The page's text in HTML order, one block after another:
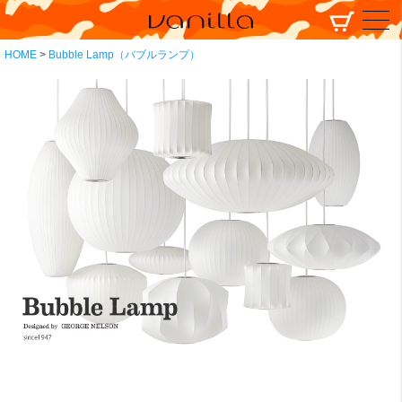
HOME Bubble Lamp（バブルランプ）